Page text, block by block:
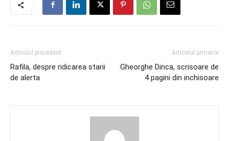
Articolul precedent
Rafila, despre ridicarea starii
de alerta
Articolul urmator
Gheorghe Dinca, scrisoare de
4 pagini din inchisoare